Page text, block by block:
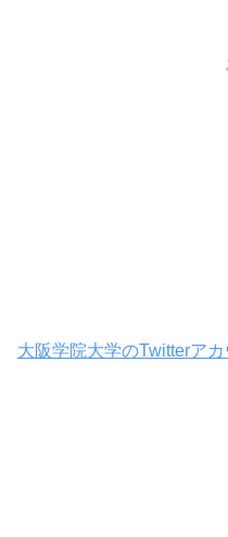
大阪学院大学のTwitterアカ